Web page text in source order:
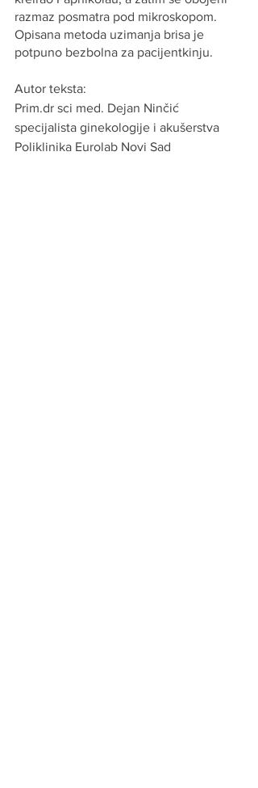
razmaz posmatra pod mikroskopom.
Opisana metoda uzimanja brisa je
potpuno bezbolna za pacijentkinju.
Autor teksta:
Prim.dr sci med. Dejan Ninčić
specijalista ginekologije i akušerstva
Poliklinika Eurolab Novi Sad